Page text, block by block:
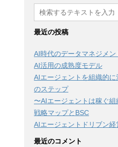
最近の投稿
AI時代のデータマネジメン
AI活用の成熟度モデル
AIエージェントを組織的
のステップ
〜AIエージェントは稼ぐ組
戦略マップとBSC
AIエージェントドリブン経
最近のコメント